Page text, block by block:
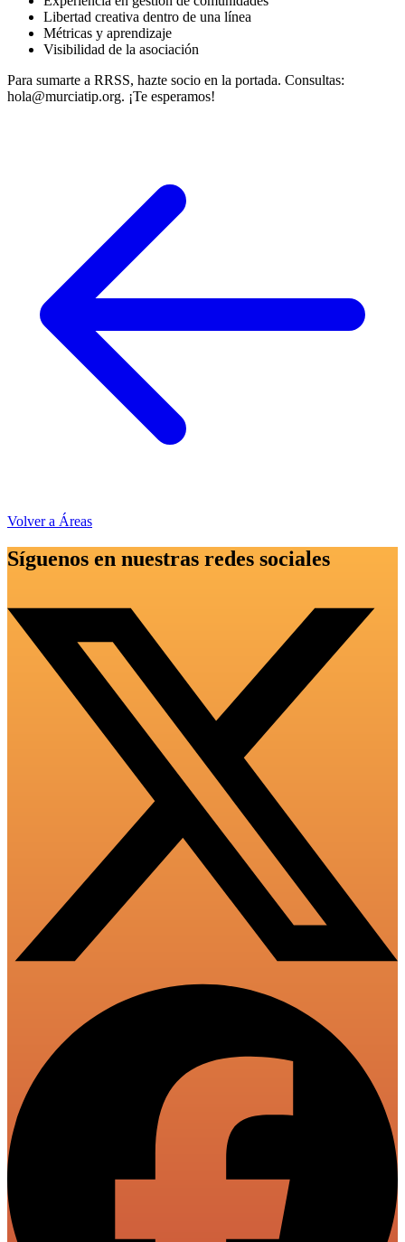
Libertad creativa dentro de una línea
Métricas y aprendizaje
Visibilidad de la asociación
Para sumarte a RRSS, hazte socio en la portada. Consultas:
hola@murciatip.org. ¡Te esperamos!
Volver a Áreas
Síguenos en nuestras redes sociales